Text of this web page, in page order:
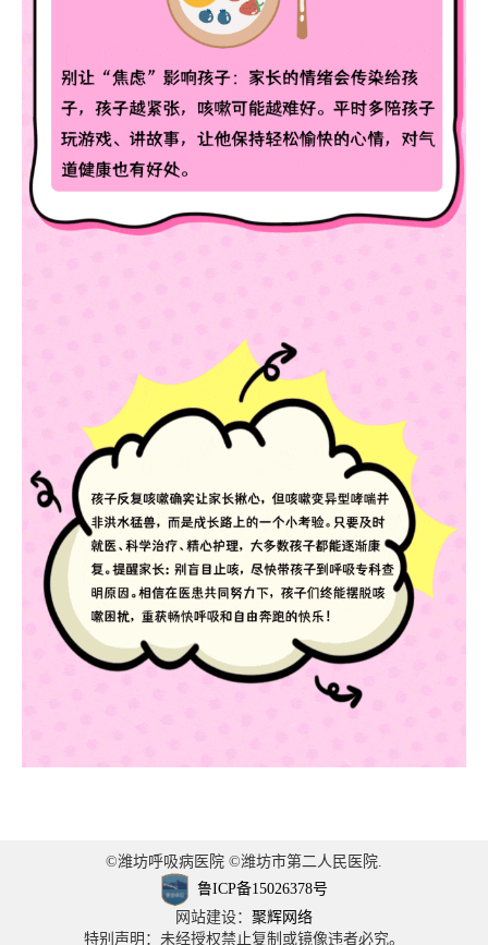
©潍坊呼吸病医院 ©潍坊市第二人民医院.
鲁ICP备15026378号
网站建设： 聚辉网络
特别声明：未经授权禁止复制或镜像违者必究。